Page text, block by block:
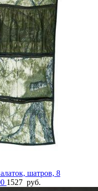
шатров, 8
1527 руб.